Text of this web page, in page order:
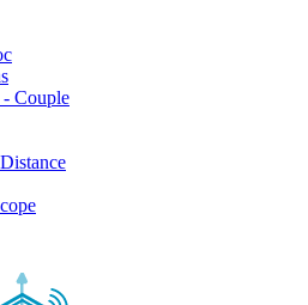
- Couple